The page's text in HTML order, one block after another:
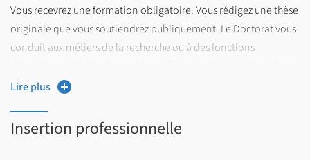
Vous recevrez une formation obligatoire. Vous rédigez une thèse
originale que vous soutiendrez publiquement. Le Doctorat vous
conduit aux métiers de la recherche ou à des fonctions
Pour en savoir plus :
Lire plus
Insertion professionnelle